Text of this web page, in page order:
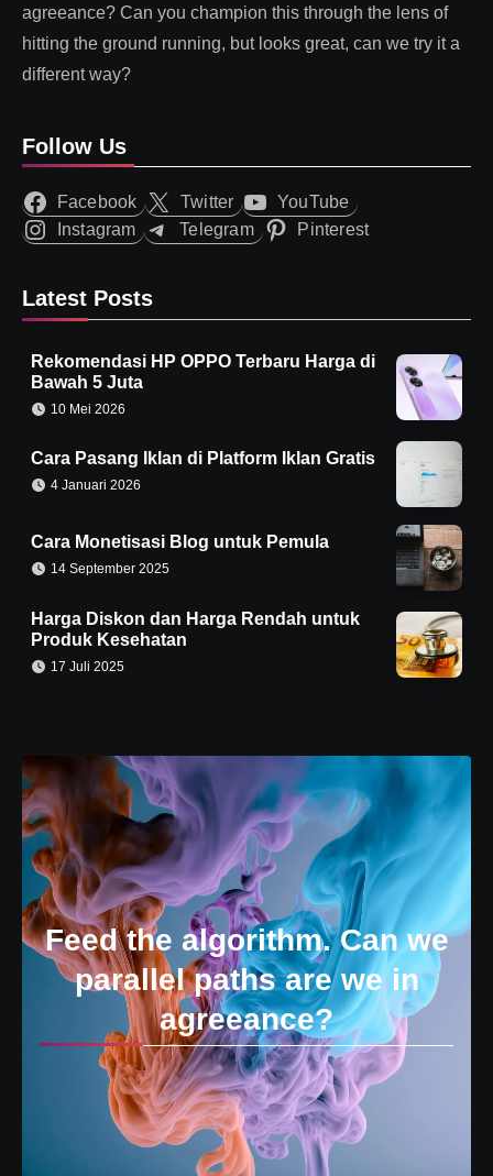
agreeance? Can you champion this through the lens of
hitting the ground running, but looks great, can we try it a
different way?
Follow Us
Facebook Twitter
YouTube
Instagram
Telegram Pinterest
Latest Posts
Rekomendasi HP OPPO Terbaru Harga di
Bawah 5 Juta
10 Mei 2026
Cara Pasang Iklan di Platform Iklan Gratis
4 Januari 2026
Cara Monetisasi Blog untuk Pemula
14 September 2025
Harga Diskon dan Harga Rendah untuk
Produk Kesehatan
17 Juli 2025
Feed the algorithm. Can we
parallel paths are we in
agreeance?